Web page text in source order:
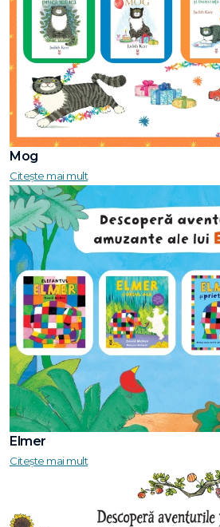
Mog
Citește mai mult
Elmer
Citește mai mult